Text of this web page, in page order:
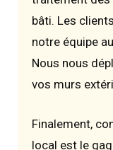
bâti. Les
notre équipe
Nous nous
vos murs
Finalement,
local est le